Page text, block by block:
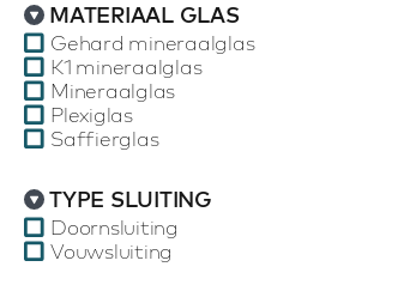
MATERIAAL GLAS
Gehard mineraalglas
K1 mineraalglas
Mineraalglas
Plexiglas
Saffierglas
TYPE SLUITING
Doornsluiting
Vouwsluiting